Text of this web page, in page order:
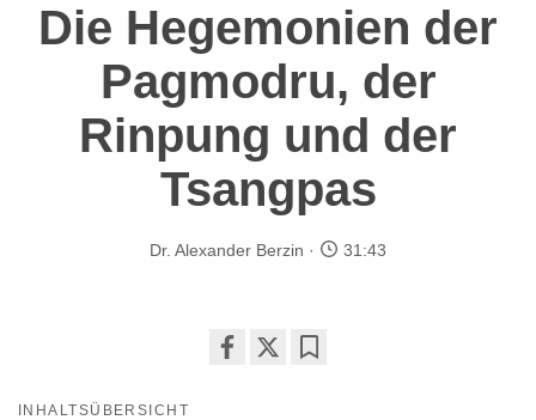
Die Hegemonien der
Pagmodru, der
Rinpung und der
Tsangpas
Dr. Alexander Berzin 31:43
INHALTSÜBERSICHT